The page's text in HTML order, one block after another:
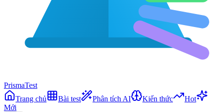
PrismaTest
Trang chủ
Bài test Phân tích AI Kiến thức
Hot
Mới